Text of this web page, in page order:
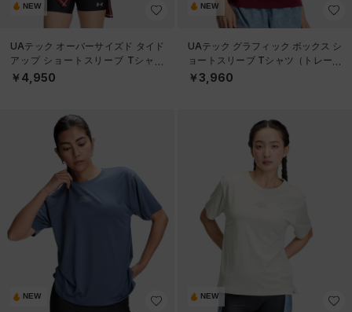
NEW
UAテック オーバーサイズド タイド
アップ ショートスリーブ Tシャツ
（トレーニング/WOMEN）
￥4,950
NEW
UAテック グラフィック ボックス シ
ョートスリーブ Tシャツ（トレーニ
ング/WOMEN）
￥3,960
NEW NEW